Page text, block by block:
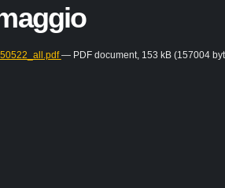
— PDF document, 153 kB (157004